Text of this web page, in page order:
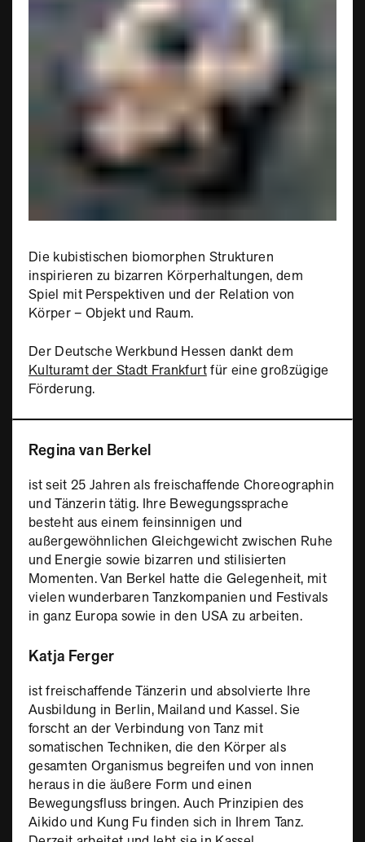
Die kubistischen biomorphen Strukturen
inspirieren zu bizarren Körperhaltungen, dem
Spiel mit Perspektiven und der Relation von
Körper – Objekt und Raum.
Der Deutsche Werkbund Hessen dankt dem
Kulturamt der Stadt Frankfurtfür eine großzügige
Förderung.
Regina van Berkel
ist seit 25 Jahren als freischaffende Choreographin
und Tänzerin tätig. Ihre Bewegungssprache
besteht aus einem feinsinnigen und
außergewöhnlichen Gleichgewicht zwischen Ruhe
und Energie sowie bizarren und stilisierten
Momenten. Van Berkel hatte die Gelegenheit, mit
vielen wunderbaren Tanzkompanien und Festivals
in ganz Europa sowie in den USA zu arbeiten.
Katja Ferger
ist freischaffende Tänzerin und absolvierte Ihre
Ausbildung in Berlin, Mailand und Kassel. Sie
forscht an der Verbindung von Tanz mit
somatischen Techniken, die den Körper als
gesamten Organismus begreifen und von innen
heraus in die äußere Form und einen
Bewegungsfluss bringen. Auch Prinzipien des
Aikido und Kung Fu finden sich in Ihrem Tanz.